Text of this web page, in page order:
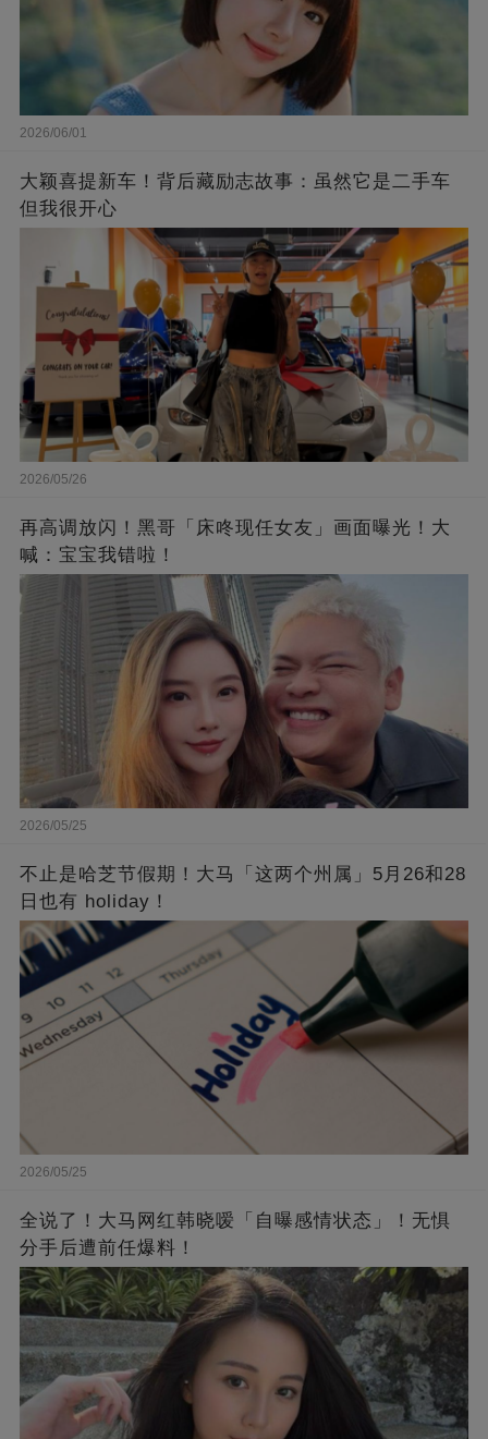
2026/06/01
大颖喜提新车！背后藏励志故事：虽然它是二手车
但我很开心
2026/05/26
再高调放闪！黑哥「床咚现任女友」画面曝光！大
喊：宝宝我错啦！
2026/05/25
不止是哈芝节假期！大马「这两个州属」5月26和28
日也有 holiday！
2026/05/25
全说了！大马网红韩晓嗳「自曝感情状态」！无惧
分手后遭前任爆料！